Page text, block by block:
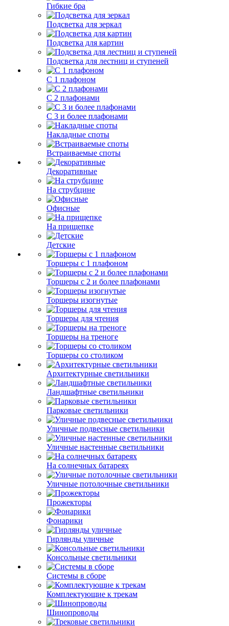
Гибкие бра
Подсветка для зеркал
Подсветка для картин
Подсветка для лестниц и ступеней
С 1 плафоном
С 2 плафонами
С 3 и более плафонами
Накладные споты
Встраиваемые споты
Декоративные
На струбцине
Офисные
На прищепке
Детские
Торшеры с 1 плафоном
Торшеры с 2 и более плафонами
Торшеры изогнутые
Торшеры для чтения
Торшеры на треноге
Торшеры со столиком
Архитектурные светильники
Ландшафтные светильники
Парковые светильники
Уличные подвесные светильники
Уличные настенные светильники
На солнечных батареях
Уличные потолочные светильники
Прожекторы
Фонарики
Гирлянды уличные
Консольные светильники
Системы в сборе
Комплектующие к трекам
Шинопроводы